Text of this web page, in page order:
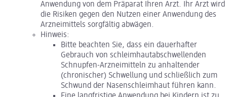
Anwendung von dem Präparat Ihren Arzt. Ihr Arzt wird
die Risiken gegen den Nutzen einer Anwendung des
Arzneimittels sorgfältig abwägen.
Hinweis:
Bitte beachten Sie, dass ein dauerhafter
Gebrauch von schleimhautabschwellenden
Schnupfen-Arzneimitteln zu anhaltender
(chronischer) Schwellung und schließlich zum
Schwund der Nasenschleimhaut führen kann.